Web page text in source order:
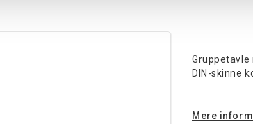
Gruppetavle
DIN-skinne
Mere